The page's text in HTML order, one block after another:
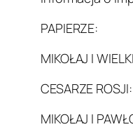
PAPIERZE:
MIKOŁAJ I
CESARZE ROSJI:
MIKOŁAJ I